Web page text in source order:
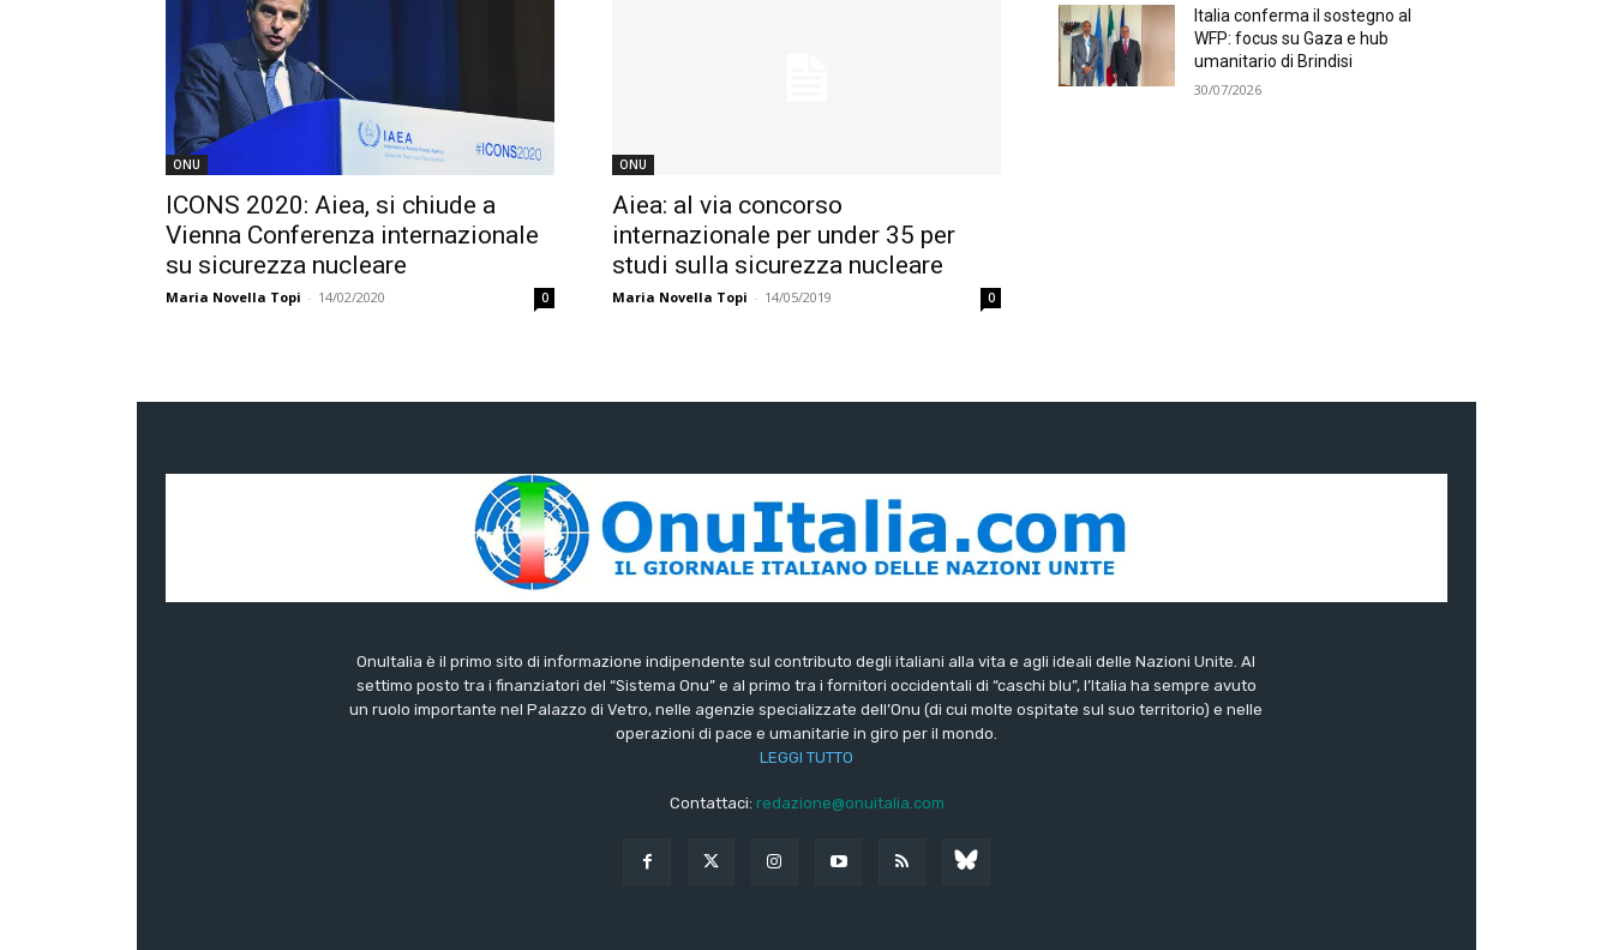
ONU
ICONS 2020: Aiea, si chiude a
Vienna Conferenza internazionale
su sicurezza nucleare
Maria Novella Topi - 14/02/2020 0
ONU
Aiea: al via concorso
internazionale per under 35 per
studi sulla sicurezza nucleare
Maria Novella Topi - 14/05/2019 0
Italia conferma il sostegno al
WFP: focus su Gaza e hub
umanitario di Brindisi
30/07/2026
OnuItalia è il primo sito di informazione indipendente sul contributo degli italiani alla vita e agli ideali delle Nazioni Unite. Al
settimo posto tra i finanziatori del “Sistema Onu” e al primo tra i fornitori occidentali di “caschi blu”, l’Italia ha sempre avuto
un ruolo importante nel Palazzo di Vetro, nelle agenzie specializzate dell’Onu (di cui molte ospitate sul suo territorio) e nelle
operazioni di pace e umanitarie in giro per il mondo.
LEGGI TUTTO
Contattaci: redazione@onuitalia.com